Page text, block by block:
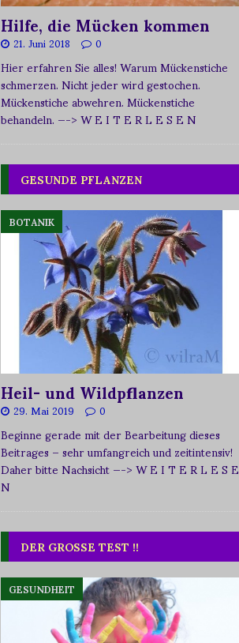
Hilfe, die Mücken kommen
21. Juni 2018 0
Hier erfahren Sie alles! Warum Mückenstiche
schmerzen. Nicht jeder wird gestochen.
Mückenstiche abwehren. Mückenstiche
behandeln.—-> W E I T E R L E S E N
GESUNDE PFLANZEN
BOTANIK
Heil- und Wildpflanzen
29. Mai 2019 0
Beginne gerade mit der Bearbeitung dieses
Beitrages – sehr umfangreich und zeitintensiv!
Daher bitte Nachsicht—-> W E I T E R L E S E
N
DER GROSSE TEST !!
GESUNDHEIT